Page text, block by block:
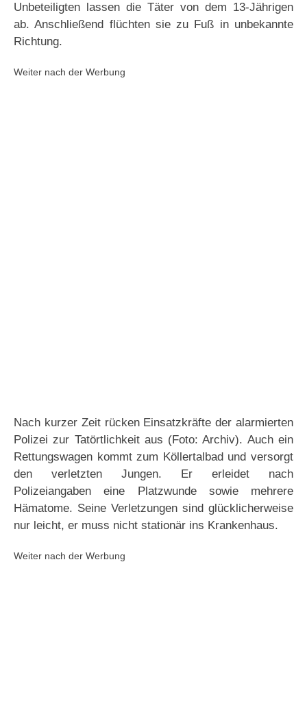
Unbeteiligten lassen die Täter von dem 13-Jährigen
ab. Anschließend flüchten sie zu Fuß in unbekannte
Richtung.
Weiter nach der Werbung
Nach kurzer Zeit rücken Einsatzkräfte der alarmierten
Polizei zur Tatörtlichkeit aus (Foto: Archiv). Auch ein
Rettungswagen kommt zum Köllertalbad und versorgt
den verletzten Jungen. Er erleidet nach
Polizeiangaben eine Platzwunde sowie mehrere
Hämatome. Seine Verletzungen sind glücklicherweise
nur leicht, er muss nicht stationär ins Krankenhaus.
Weiter nach der Werbung